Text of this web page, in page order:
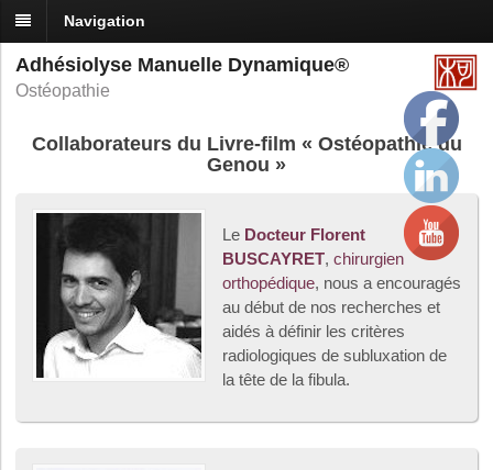
Navigation
Adhésiolyse Manuelle Dynamique®
Ostéopathie
Collaborateurs du Livre-film « Ostéopathie du
Genou »
Le Docteur Florent
BUSCAYRET, chirurgien
orthopédique, nous a encouragés
au début de nos recherches et
aidés à définir les critères
radiologiques de subluxation de
la tête de la fibula.